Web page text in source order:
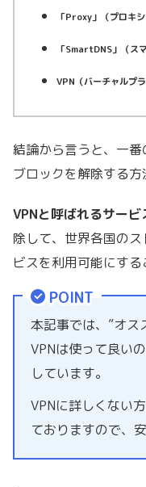
「Proxy」（プロキ
「SmartDNS」（ス
VPN（バーチャルプ
結論から言うと、一
ブロックを解除する方
VPNと呼ばれるサービ
除して、世界各国の
ビスを利用可能にする
POINT
本記事では、”オス
VPNは使って良い
しています。
VPNに詳しくない
ておりますので、